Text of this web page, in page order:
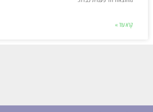
קרא עוד »